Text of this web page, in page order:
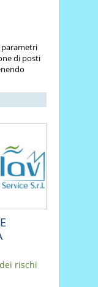
di posti
rischi